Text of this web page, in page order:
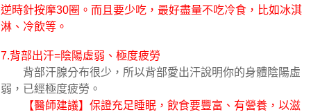
逆時針按摩30圈。而且要少吃，最好盡量不吃冷食，比如冰淇
淋、冷飲等。
7.背部出汗=陰陽虛弱、極度疲勞
背部汗腺分布很少，所以背部愛出汗說明你的身體陰陽虛
弱，已經極度疲勞。
【醫師建議】保證充足睡眠，飲食要豐富、有營養，以滋